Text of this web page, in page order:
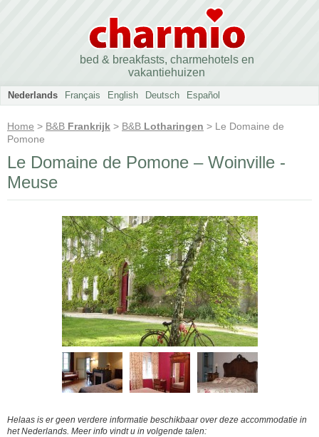
bed & breakfasts, charmehotels en
vakantiehuizen
Nederlands Français English Deutsch Español
Home > B&B Frankrijk > B&B Lotharingen > Le Domaine de
Pomone
Le Domaine de Pomone – Woinville -
Meuse
Helaas is er geen verdere informatie beschikbaar over deze accommodatie in
het Nederlands. Meer info vindt u in volgende talen: